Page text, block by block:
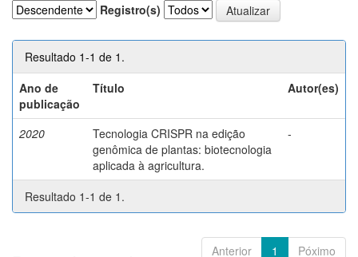
Registro(s)
Resultado 1-1 de 1.
Ano de
publicação
Título Autor(es)
2020
Tecnologia CRISPR na edição
genômica de plantas: biotecnologia
aplicada à agricultura.
-
Resultado 1-1 de 1.
Anterior 1 Póximo